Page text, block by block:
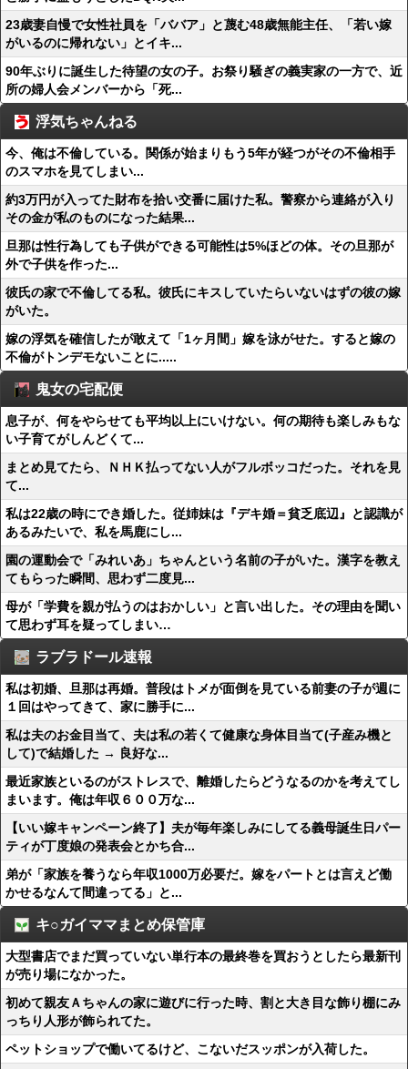
23歳妻自慢で女性社員を「ババア」と蔑む48歳無能主任、「若い嫁
がいるのに帰れない」とイキ...
90年ぶりに誕生した待望の女の子。お祭り騒ぎの義実家の一方で、近
所の婦人会メンバーから「死...
浮気ちゃんねる
今、俺は不倫している。関係が始まりもう5年が経つがその不倫相手
のスマホを見てしまい...
約3万円が入ってた財布を拾い交番に届けた私。警察から連絡が入り
その金が私のものになった結果...
旦那は性行為しても子供ができる可能性は5%ほどの体。その旦那が
外で子供を作った...
彼氏の家で不倫してる私。彼氏にキスしていたらいないはずの彼の嫁
がいた。
嫁の浮気を確信したが敢えて「1ヶ月間」嫁を泳がせた。すると嫁の
不倫がトンデモないことに.....
鬼女の宅配便
息子が、何をやらせても平均以上にいけない。何の期待も楽しみもな
い子育てがしんどくて...
まとめ見てたら、ＮＨＫ払ってない人がフルボッコだった。それを見
て...
私は22歳の時にでき婚した。従姉妹は『デキ婚＝貧乏底辺』と認識が
あるみたいで、私を馬鹿にし...
園の運動会で「みれいあ」ちゃんという名前の子がいた。漢字を教え
てもらった瞬間、思わず二度見...
母が「学費を親が払うのはおかしい」と言い出した。その理由を聞い
て思わず耳を疑ってしまい…
ラブラドール速報
私は初婚、旦那は再婚。普段はトメが面倒を見ている前妻の子が週に
１回はやってきて、家に勝手に...
私は夫のお金目当て、夫は私の若くて健康な身体目当て(子産み機と
して)で結婚した → 良好な...
最近家族といるのがストレスで、離婚したらどうなるのかを考えてし
まいます。俺は年収６００万な...
【いい嫁キャンペーン終了】夫が毎年楽しみにしてる義母誕生日パー
ティが丁度娘の発表会とかち合...
弟が「家族を養うなら年収1000万必要だ。嫁をパートとは言えど働
かせるなんて間違ってる」と...
キ○ガイママまとめ保管庫
大型書店でまだ買っていない単行本の最終巻を買おうとしたら最新刊
が売り場になかった。
初めて親友Ａちゃんの家に遊びに行った時、割と大き目な飾り棚にみ
っちり人形が飾られてた。
ペットショップで働いてるけど、こないだスッポンが入荷した。